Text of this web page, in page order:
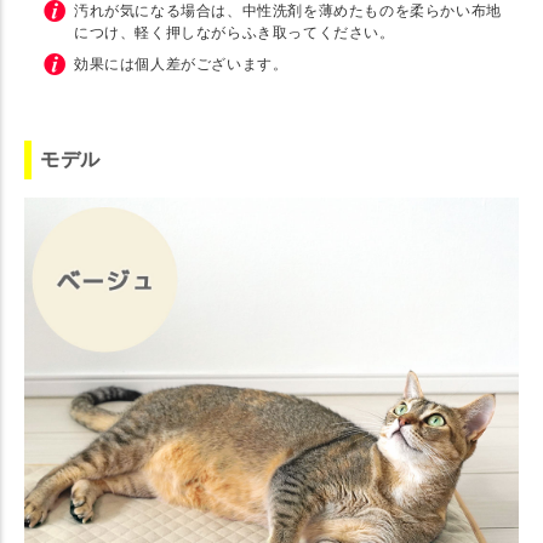
汚れが気になる場合は、中性洗剤を薄めたものを柔らかい布地
につけ、軽く押しながらふき取ってください。
効果には個人差がございます。
モデル